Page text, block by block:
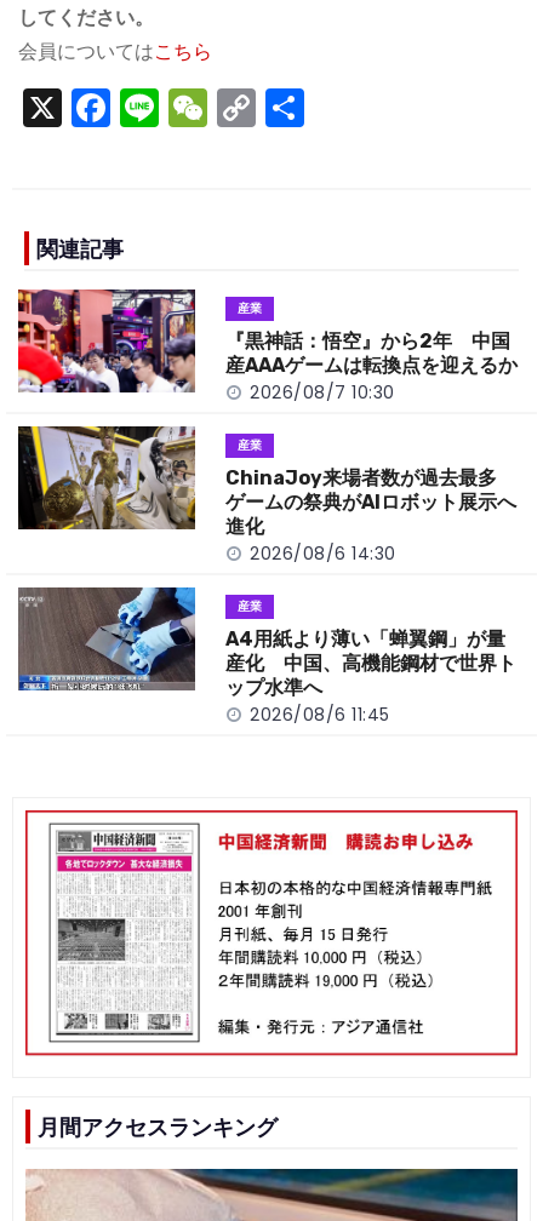
してください。
会員についてはこちら
X F
e
b
o
o
k
Li W C
n
k
関連記事
産業
『黒神話：悟空』から2年 中国
産AAAゲームは転換点を迎えるか
2026/08/7 10:30
産業
ChinaJoy来場者数が過去最多
ゲームの祭典がAIロボット展示へ
進化
2026/08/6 14:30
産業
A4用紙より薄い「蝉翼鋼」が量
産化 中国、高機能鋼材で世界ト
ップ水準へ
2026/08/6 11:45
月間アクセスランキング